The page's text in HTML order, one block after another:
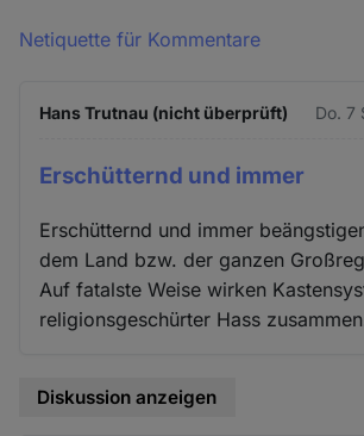
Netiquette für Kommentare
Hans Trutnau (nicht überprüft) Do. 7
Erschütternd und immer
Erschütternd und immer
dem Land bzw. der ganzen
Auf fatalste Weise wirken
religionsgeschürter Hass
Diskussion anzeigen